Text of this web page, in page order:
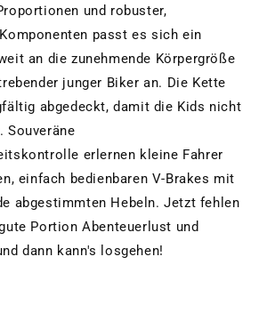
und robuster,
passt es sich ein
an die zunehmende Körpergröße
junger Biker an. Die Kette
abgedeckt, damit die Kids nicht
Souveräne
erlernen kleine Fahrer
einfach bedienbaren V-Brakes mit
abgestimmten Hebeln. Jetzt fehlen
Portion Abenteuerlust und
dann kann's losgehen!